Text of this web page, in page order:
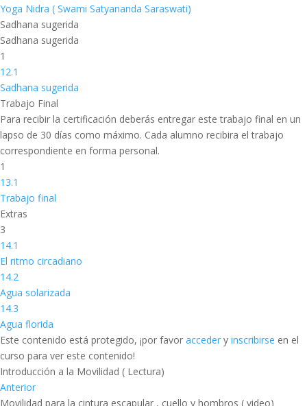
Yoga Nidra ( Swami Satyananda Saraswati)
Sadhana sugerida
Sadhana sugerida
1
12.1
Sadhana sugerida
Trabajo Final
Para recibir la certificación deberás entregar este trabajo final en un
lapso de 30 días como máximo. Cada alumno recibira el trabajo
correspondiente en forma personal.
1
13.1
Trabajo final
Extras
3
14.1
El ritmo circadiano
14.2
Agua solarizada
14.3
Agua florida
Este contenido está protegido, ¡por favor acceder y inscribirse en el
curso para ver este contenido!
Introducción a la Movilidad ( Lectura)
Anterior
Movilidad para la cintura escapular , cuello y hombros ( video)